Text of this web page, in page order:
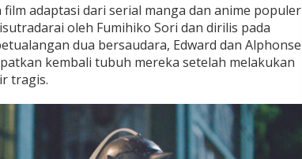
adaptasi dari serial manga dan anime populer
oleh Fumihiko Sori dan dirilis pada
dua bersaudara, Edward dan Alphonse
kembali tubuh mereka setelah melakukan
tragis.